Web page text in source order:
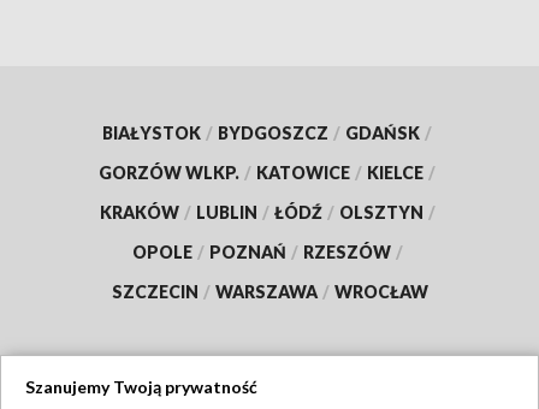
BIAŁYSTOK / BYDGOSZCZ / GDAŃSK /
GORZÓW WLKP. / KATOWICE / KIELCE /
KRAKÓW / LUBLIN / ŁÓDŹ / OLSZTYN /
OPOLE / POZNAŃ / RZESZÓW /
SZCZECIN / WARSZAWA / WROCŁAW
Szanujemy Twoją prywatność